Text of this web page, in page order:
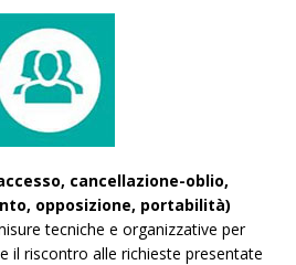
cancellazione-oblio,
opposizione, portabilità)
tecniche e organizzative per
il riscontro alle richieste presentate